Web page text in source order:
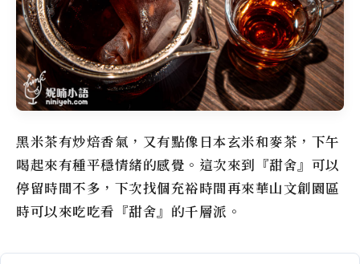
黑米茶有炒焙香氣，又有點像日本玄米和麥茶，下午
喝起來有種平穩情緒的感覺。這次來到『甜舍』可以
停留時間不多，下次找個充裕時間再來華山文創園區
時可以來吃吃看『甜舍』的千層派。